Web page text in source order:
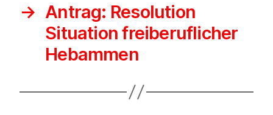
→ Antrag: Resolution
Situation freiberuflicher
Hebammen